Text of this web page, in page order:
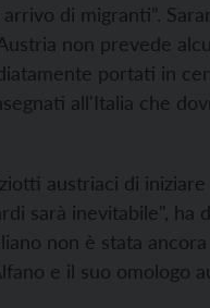
di migranti”.
non prevede
portati in
all'Italia che
austriaci di
sarà inevitabile", ha
non è stata
e il suo omologo